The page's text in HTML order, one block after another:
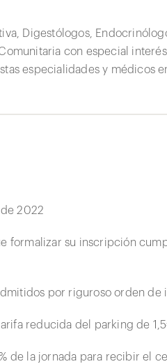
Digestólogos,
con especial
especialidades y médicos
2022
formalizar su inscripción
por riguroso orden de
reducida del parking de
de la jornada para recibir el